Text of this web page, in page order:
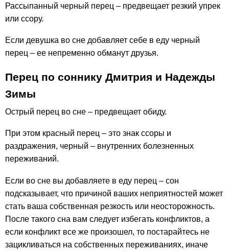
Рассыпанный черный перец – предвещает резкий упрек
или ссору.
Если девушка во сне добавляет себе в еду черный
перец – ее непременно обманут друзья.
Перец по соннику Дмитрия и Надежды
Зимы
Острый перец во сне – предвещает обиду.
При этом красный перец – это знак ссоры и
раздражения, черный – внутренних болезненных
переживаний.
Если во сне вы добавляете в еду перец – сон
подсказывает, что причиной ваших неприятностей может
стать ваша собственная резкость или неосторожность.
После такого сна вам следует избегать конфликтов, а
если конфликт все же произошел, то постарайтесь не
зацикливаться на собственных переживаниях, иначе